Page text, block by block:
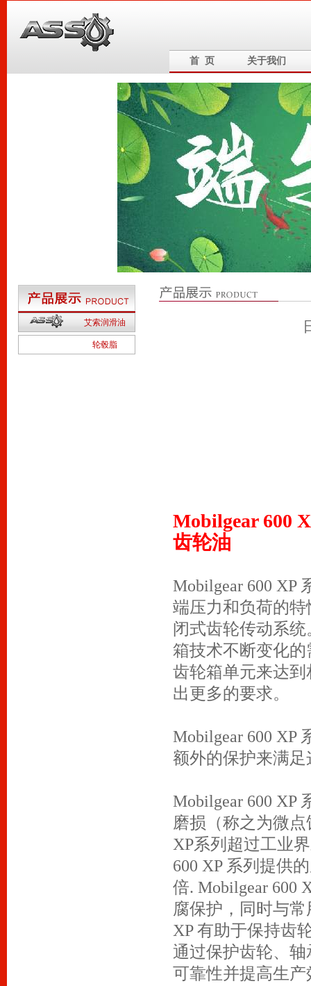
首 页 关于我们
5
3
1
艾索润滑油
轮毂脂
Mobilgear 600
齿轮油
Mobilgear 600 XP
端压力和负荷的
闭式齿轮传动系统
箱技术不断变化
齿轮箱单元来达
出更多的要求。
Mobilgear 600 XP
额外的保护来满
Mobilgear 600 XP
磨损（称之为微
XP系列超过工业
600 XP 系列提供
倍. Mobilgear 600
腐保护， 同时与
XP 有助于保持齿
通过保护齿轮、
可靠性并提高生产